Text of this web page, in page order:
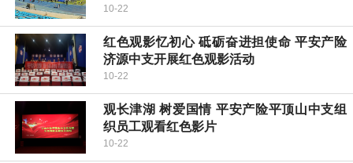
10-22
红色观影忆初心 砥砺奋进担使命 平安产险
济源中支开展红色观影活动
10-22
观长津湖 树爱国情 平安产险平顶山中支组
织员工观看红色影片
10-22